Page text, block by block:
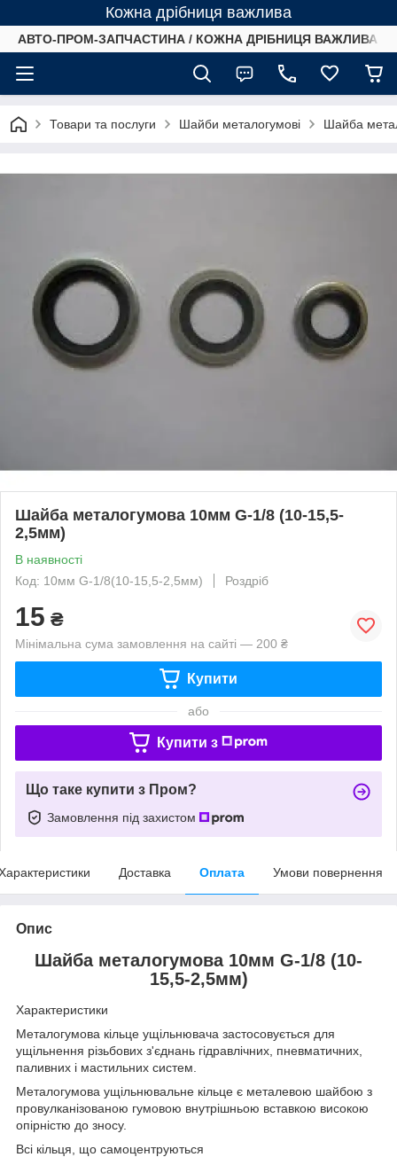
Кожна дрібниця важлива
АВТО-ПРОМ-ЗАПЧАСТИНА / КОЖНА ДРІБНИЦЯ ВАЖЛИВА /
Товари та послуги Шайби металогумові Шайба
Шайба металогумова 10мм G-1/8 (10-15,5-
2,5мм)
В наявності
Код: 10мм G-1/8(10-15,5-2,5мм)
Роздріб
15 ₴
Мінімальна сума замовлення на сайті — 200 ₴
Купити
або
Купити з
Що таке купити з Пром?
Замовлення під захистом
Доставка Оплата Умови повернення
Опис
Шайба металогумова 10мм G-1/8 (10-
15,5-2,5мм)
Характеристики
Металогумова кільце ущільнювача застосовується для
ущільнення різьбових з'єднань гідравлічних, пневматичних,
паливних і мастильних систем.
Металогумова ущільнювальне кільце є металевою шайбою з
провулканізованою гумовою внутрішньою вставкою високою
опірністю до зносу.
Всі кільця, що самоцентруються